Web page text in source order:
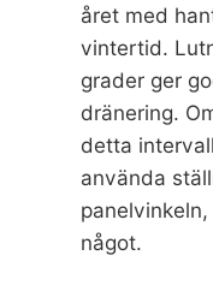
året med
vintertid.
grader ger
dränering.
detta
använda
något.